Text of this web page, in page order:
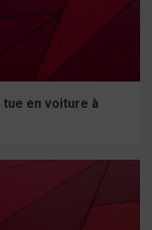
tue en voiture à